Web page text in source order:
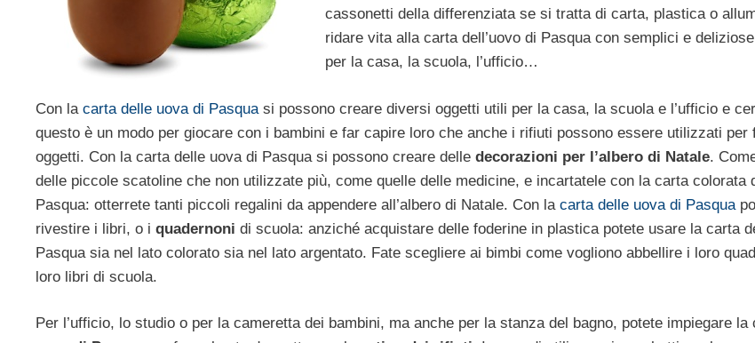
cassonetti della differenziata se si tratta di carta, plastica o
ridare vita alla carta dell’uovo di Pasqua con semplici e deliziose
per la casa, la scuola, l’ufficio…
Con la carta delle uova di Pasqua si possono creare diversi oggetti utili per la casa, la scuola e l’ufficio e
questo è un modo per giocare con i bambini e far capire loro che anche i rifiuti possono essere utilizzati per
oggetti. Con la carta delle uova di Pasqua si possono creare delle decorazioni per l’albero di Natale.
delle piccole scatoline che non utilizzate più, come quelle delle medicine, e incartatele con la carta colorata
Pasqua: otterrete tanti piccoli regalini da appendere all’albero di Natale. Con la carta delle uova di Pasqua
rivestire i libri, o i quadernoni di scuola: anziché acquistare delle foderine in plastica potete usare la carta
Pasqua sia nel lato colorato sia nel lato argentato. Fate scegliere ai bimbi come vogliono abbellire i loro
loro libri di scuola.
Per l’ufficio, lo studio o per la cameretta dei bambini, ma anche per la stanza del bagno, potete impiegare la